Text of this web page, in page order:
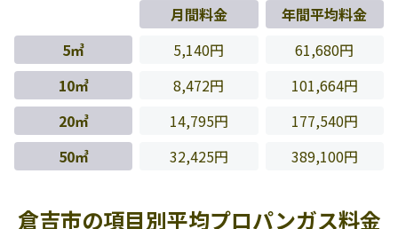
月間料金
年間平均料金
5㎥
5,140円
61,680円
10㎥
8,472円
101,664円
20㎥
14,795円
177,540円
50㎥
32,425円 389,100円
倉吉市の項目別平均プロパンガス料金